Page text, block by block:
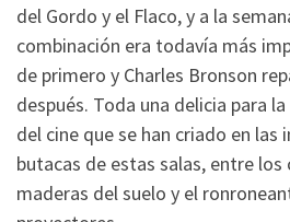
del Gordo y el Flaco, y a la
combinación era todavía más
de primero y Charles Bronson
después. Toda una delicia para
del cine que se han criado en las
butacas de estas salas, entre los
maderas del suelo y el